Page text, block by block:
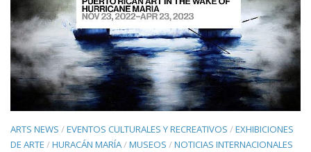
ARTS NEWS /EVENTOS CULTURALES Y RECREATIVOS /EXHIBICIONES
DE ARTE /HURACÁN MARÍA/MUSEOS /NOTICIAS INTERNACIONALES